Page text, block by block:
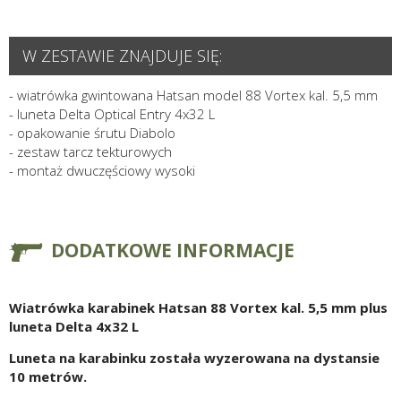
W ZESTAWIE ZNAJDUJE SIĘ:
- wiatrówka gwintowana Hatsan model 88 Vortex kal. 5,5 mm
- luneta Delta Optical Entry 4x32 L
- opakowanie śrutu Diabolo
- zestaw tarcz tekturowych
- montaż dwuczęściowy wysoki
DODATKOWE INFORMACJE
Wiatrówka karabinek Hatsan 88 Vortex kal. 5,5 mm plus
luneta Delta 4x32 L
Luneta na karabinku została wyzerowana na dystansie
10 metrów.